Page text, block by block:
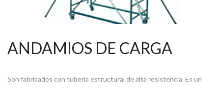
ANDAMIOS DE CARGA
Son fabricados con tubería estructural de alta resistencia. Es un